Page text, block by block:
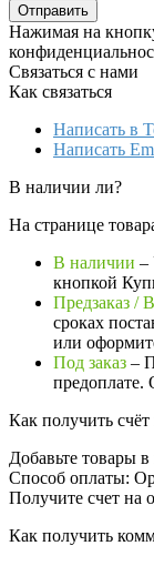
Отправить
Нажимая на
Связаться с нами
Как связаться
Написать в
Написать
В наличии ли?
На странице
В наличии –
кнопкой
Предзаказ /
сроках
или
Под заказ –
предоплате.
Как получить
Добавьте товары
Способ оплаты:
Получите счет на
Как получить